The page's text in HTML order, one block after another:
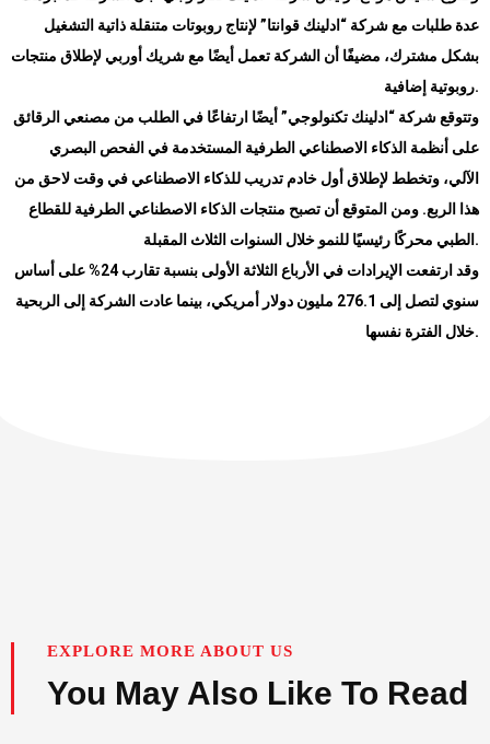
عدة طلبات مع شركة “ادلينك قوانتا” لإنتاج روبوتات متنقلة ذاتية التشغيل
بشكل مشترك، مضيفًا أن الشركة تعمل أيضًا مع شريك أوربي لإطلاق منتجات
روبوتية إضافية.
وتتوقع شركة “ادلينك تكنولوجي” أيضًا ارتفاعًا في الطلب من مصنعي الرقائق
على أنظمة الذكاء الاصطناعي الطرفية المستخدمة في الفحص البصري
الآلي، وتخطط لإطلاق أول خادم تدريب للذكاء الاصطناعي في وقت لاحق من
هذا الربع. ومن المتوقع أن تصبح منتجات الذكاء الاصطناعي الطرفية للقطاع
الطبي محركًا رئيسيًا للنمو خلال السنوات الثلاث المقبلة .
وقد ارتفعت الإيرادات في الأرباع الثلاثة الأولى بنسبة تقارب 24% على أساس
سنوي لتصل إلى 276.1 مليون دولار أمريكي، بينما عادت الشركة إلى الربحية
خلال الفترة نفسها.
EXPLORE MORE ABOUT US
You May Also Like To Read